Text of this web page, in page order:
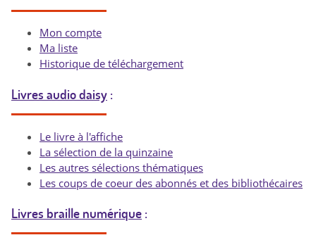
Mon compte
Ma liste
Historique de téléchargement
Livres audio daisy :
Le livre à l'affiche
La sélection de la quinzaine
Les autres sélections thématiques
Les coups de coeur des abonnés et des bibliothécaires
Livres braille numérique :